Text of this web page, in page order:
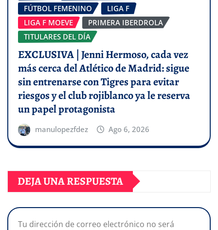
FÚTBOL FEMENINO
LIGA F
LIGA F MOEVE
PRIMERA IBERDROLA
TITULARES DEL DÍA
EXCLUSIVA | Jenni Hermoso, cada vez
más cerca del Atlético de Madrid: sigue
sin entrenarse con Tigres para evitar
riesgos y el club rojiblanco ya le reserva
un papel protagonista
manulopezfdez Ago 6, 2026
DEJA UNA RESPUESTA
Tu dirección de correo electrónico no será